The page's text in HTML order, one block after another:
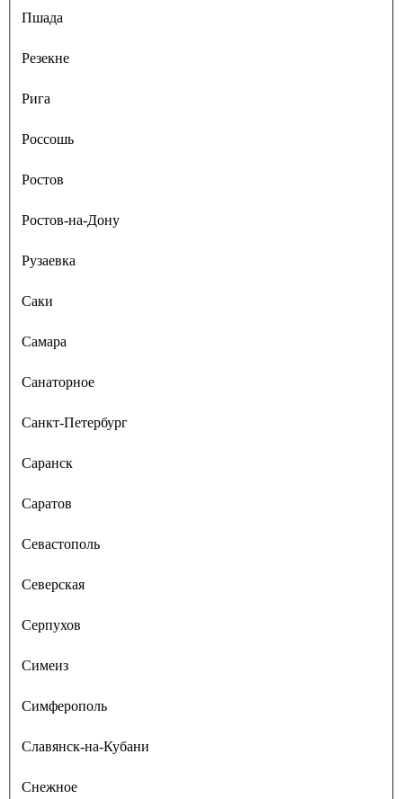
Пшада
Резекне
Рига
Россошь
Ростов
Ростов-на-Дону
Рузаевка
Саки
Самара
Санаторное
Санкт-Петербург
Саранск
Саратов
Севастополь
Северская
Серпухов
Симеиз
Симферополь
Славянск-на-Кубани
Снежное